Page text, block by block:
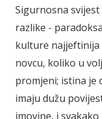
Sigurnosna
razlike -
kulture najjeftinija
novcu, koliko u
promjeni; istina je
imaju dužu
imovine, i